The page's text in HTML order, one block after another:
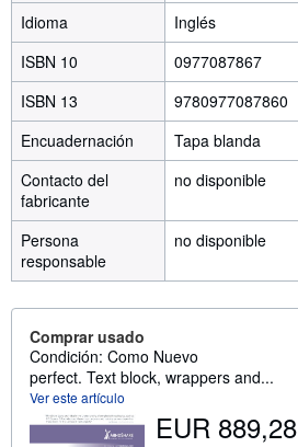
Idioma
Inglés
ISBN 10
0977087867
ISBN 13
9780977087860
Encuadernación
Tapa blanda
Contacto del
fabricante
no disponible
Persona
responsable
no disponible
Comprar usado
Condición: Como Nuevo
perfect. Text block, wrappers and...
Ver este artículo
EUR 889,28